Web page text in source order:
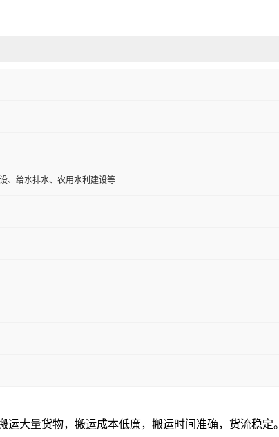
、给水排水、农用水利建设等
大量货物，搬运成本低廉，搬运时间准确，货流稳定